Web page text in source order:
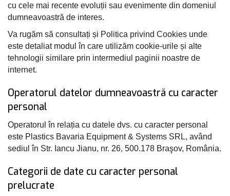
cu cele mai recente evoluții sau evenimente din domeniul
dumneavoastră de interes.
Va rugăm să consultați și Politica privind Cookies unde
este detaliat modul în care utilizăm cookie-urile și alte
tehnologii similare prin intermediul paginii noastre de
internet.
Operatorul datelor dumneavoastră cu caracter
personal
Operatorul în relația cu datele dvs. cu caracter personal
este Plastics Bavaria Equipment & Systems SRL, având
sediul în Str. Iancu Jianu, nr. 26, 500.178 Braşov, România.
Categorii de date cu caracter personal
prelucrate